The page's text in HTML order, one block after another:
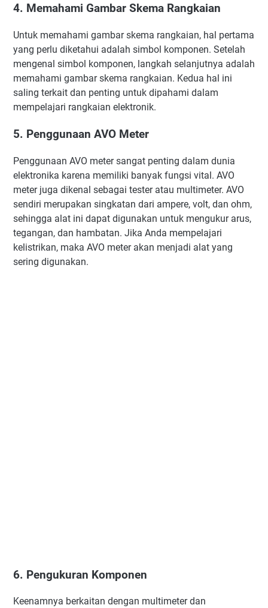
4. Memahami Gambar Skema Rangkaian
Untuk memahami gambar skema rangkaian, hal pertama
yang perlu diketahui adalah simbol komponen. Setelah
mengenal simbol komponen, langkah selanjutnya adalah
memahami gambar skema rangkaian. Kedua hal ini
saling terkait dan penting untuk dipahami dalam
mempelajari rangkaian elektronik.
5. Penggunaan AVO Meter
Penggunaan AVO meter sangat penting dalam dunia
elektronika karena memiliki banyak fungsi vital. AVO
meter juga dikenal sebagai tester atau multimeter. AVO
sendiri merupakan singkatan dari ampere, volt, dan ohm,
sehingga alat ini dapat digunakan untuk mengukur arus,
tegangan, dan hambatan. Jika Anda mempelajari
kelistrikan, maka AVO meter akan menjadi alat yang
sering digunakan.
6. Pengukuran Komponen
Keenamnya berkaitan dengan multimeter dan